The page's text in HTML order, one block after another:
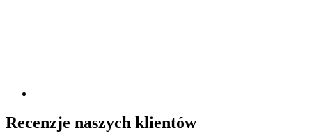
Recenzje naszych klientów